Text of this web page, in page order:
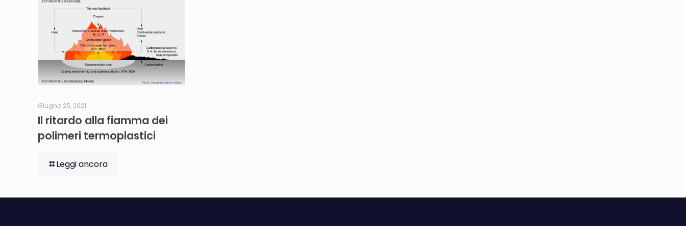
Giugno 25, 2021
Il ritardo alla fiamma dei
polimeri termoplastici
Leggi ancora